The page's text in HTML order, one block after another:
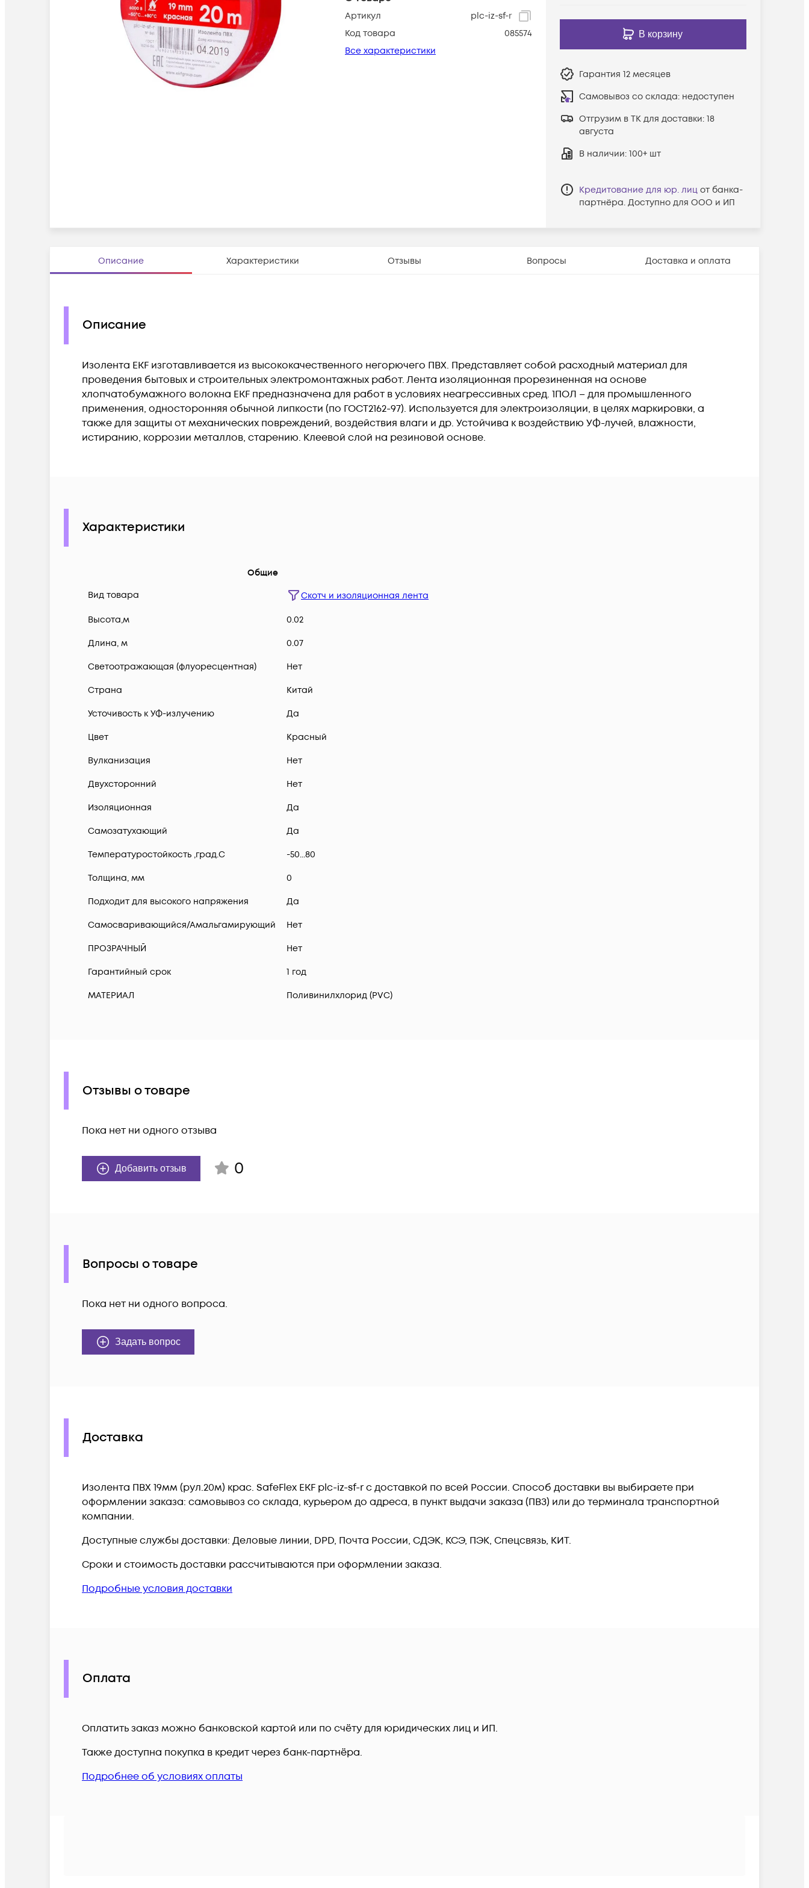
Артикул
plc-iz-sf-r
Код товара
085574
Все характеристики
В корзину
Гарантия 12 месяцев
Самовывоз со склада: недоступен
Отгрузим в ТК для доставки: 18
августа
В наличии: 100+ шт
Кредитование для юр. лиц от банка-
партнёра. Доступно для ООО и ИП
Описание Характеристики Отзывы Вопросы Доставка и оплата
Описание
Изолента EKF изготавливается из высококачественного негорючего ПВХ. Представляет собой расходный материал для
проведения бытовых и строительных электромонтажных работ. Лента изоляционная прорезиненная на основе
хлопчатобумажного волокна EKF предназначена для работ в условиях неагрессивных сред. 1ПОЛ – для промышленного
применения, односторонняя обычной липкости (по ГОСТ2162-97). Используется для электроизоляции, в целях маркировки, а
также для защиты от механических повреждений, воздействия влаги и др. Устойчива к воздействию УФ-лучей, влажности,
истиранию, коррозии металлов, старению. Клеевой слой на резиновой основе.
Характеристики
Общие
Вид товара
Скотч и изоляционная лента
Высота,м 0.02
Длина, м 0.07
Светоотражающая (флуоресцентная) Нет
Страна Китай
Усточивость к УФ-излучению Да
Цвет Красный
Вулканизация Нет
Двухсторонний Нет
Изоляционная Да
Самозатухающий Да
Температуростойкость ,град.C -50...80
Толщина, мм 0
Подходит для высокого напряжения Да
Самосваривающийся/Амальгамирующий Нет
ПРОЗРАЧНЫЙ Нет
Гарантийный срок 1 год
МАТЕРИАЛ Поливинилхлорид (PVC)
Отзывы о товаре
Пока нет ни одного отзыва
Добавить отзыв 0
Вопросы о товаре
Пока нет ни одного вопроса.
Задать вопрос
Доставка
Изолента ПВХ 19мм (рул.20м) крас. SafeFlex EKF plc-iz-sf-r c доставкой по всей России. Способ доставки вы выбираете при
оформлении заказа: самовывоз со склада, курьером до адреса, в пункт выдачи заказа (ПВЗ) или до терминала транспортной
компании.
Доступные службы доставки: Деловые линии, DPD, Почта России, СДЭК, КСЭ, ПЭК, Спецсвязь, КИТ.
Сроки и стоимость доставки рассчитываются при оформлении заказа.
Подробные условия доставки
Оплата
Оплатить заказ можно банковской картой или по счёту для юридических лиц и ИП.
Также доступна покупка в кредит через банк-партнёра.
Подробнее об условиях оплаты